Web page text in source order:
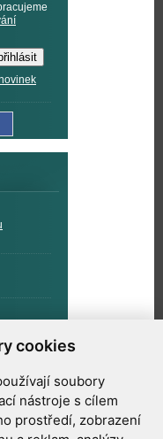
cookies
soubory
nástroje s cílem
prostředí, zobrazení